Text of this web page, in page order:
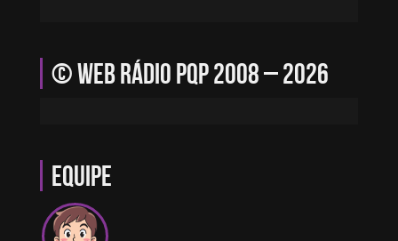
© Web Rádio PQP 2008 – 2026
Equipe